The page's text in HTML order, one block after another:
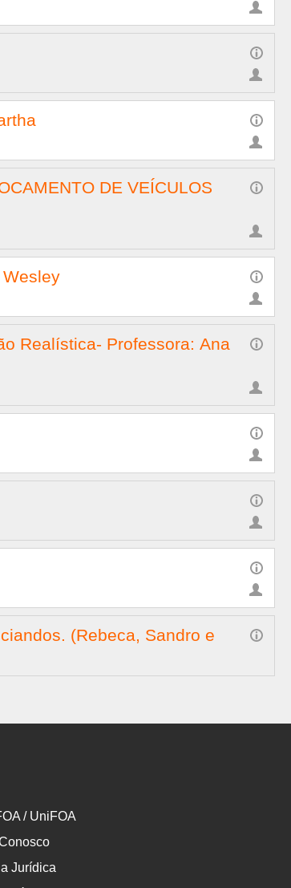
DE VEÍCULOS
Realística- Professora: Ana
(Rebeca, Sandro e
/ UniFOA
Jurídica